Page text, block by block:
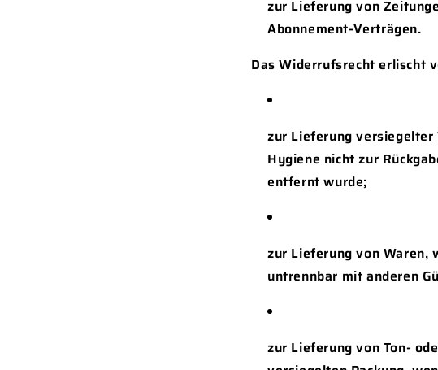
zur Lieferung von
Abonnement-Verträgen.
Das Widerrufsrecht erlischt
zur Lieferung versiegelter
Hygiene nicht zur
entfernt wurde;
zur Lieferung von Waren,
untrennbar mit anderen
zur Lieferung von Ton-